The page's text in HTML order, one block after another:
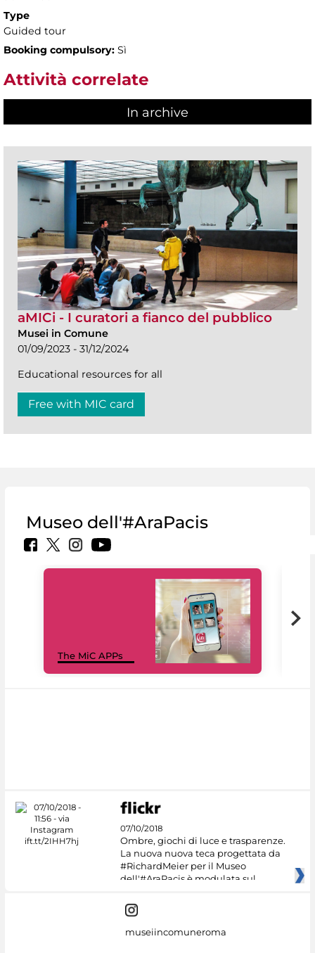
Type
Guided tour
Booking compulsory: Sì
Attività correlate
In archive
aMICi - I curatori a fianco del pubblico
Musei in Comune
01/09/2023 - 31/12/2024
Educational resources for all
Free with MIC card
Museo dell'#AraPacis
The MiC APPs
07/10/2018
Ombre, giochi di luce e trasparenze.
La nuova nuova teca progettata da
#RichardMeier per il Museo
dell'#AraPacis è modulata sul
museiincomuneroma